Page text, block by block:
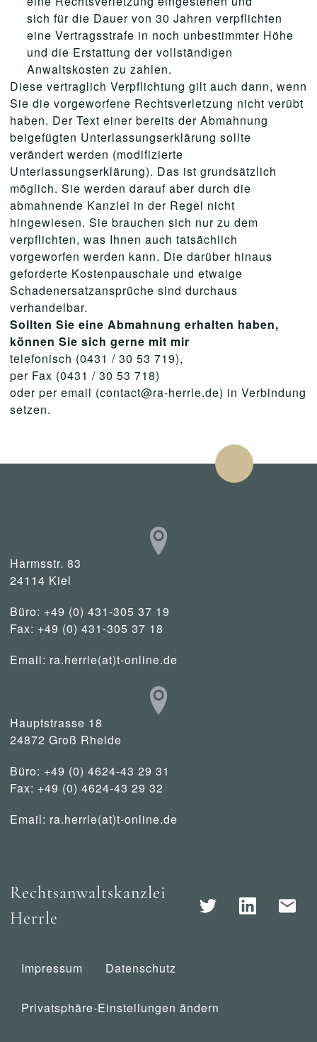
sich für die Dauer von 30 Jahren verpflichten
eine Vertragsstrafe in noch unbestimmter Höhe
und die Erstattung der vollständigen
Anwaltskosten zu zahlen.
Diese vertraglich Verpflichtung gilt auch dann, wenn
Sie die vorgeworfene Rechtsverletzung nicht verübt
haben. Der Text einer bereits der Abmahnung
beigefügten Unterlassungserklärung sollte
verändert werden (modifizierte
Unterlassungserklärung). Das ist grundsätzlich
möglich. Sie werden darauf aber durch die
abmahnende Kanzlei in der Regel nicht
hingewiesen. Sie brauchen sich nur zu dem
verpflichten, was Ihnen auch tatsächlich
vorgeworfen werden kann. Die darüber hinaus
geforderte Kostenpauschale und etwaige
Schadenersatzansprüche sind durchaus
verhandelbar.
Sollten Sie eine Abmahnung erhalten haben,
können Sie sich gerne mit mir
telefonisch (0431 / 30 53 719),
per Fax (0431 / 30 53 718)
oder per email (contact@ra-herrle.de) in Verbindung
setzen.
Harmsstr. 83
24114 Kiel
Büro: +49 (0) 431-305 37 19
Fax: +49 (0) 431-305 37 18
Email: ra.herrle(at)t-online.de
Hauptstrasse 18
24872 Groß Rheide
Büro: +49 (0) 4624-43 29 31
Fax: +49 (0) 4624-43 29 32
Email: ra.herrle(at)t-online.de
Rechtsanwaltskanzlei
Herrle
Impressum Datenschutz
Privatsphäre-Einstellungen ändern